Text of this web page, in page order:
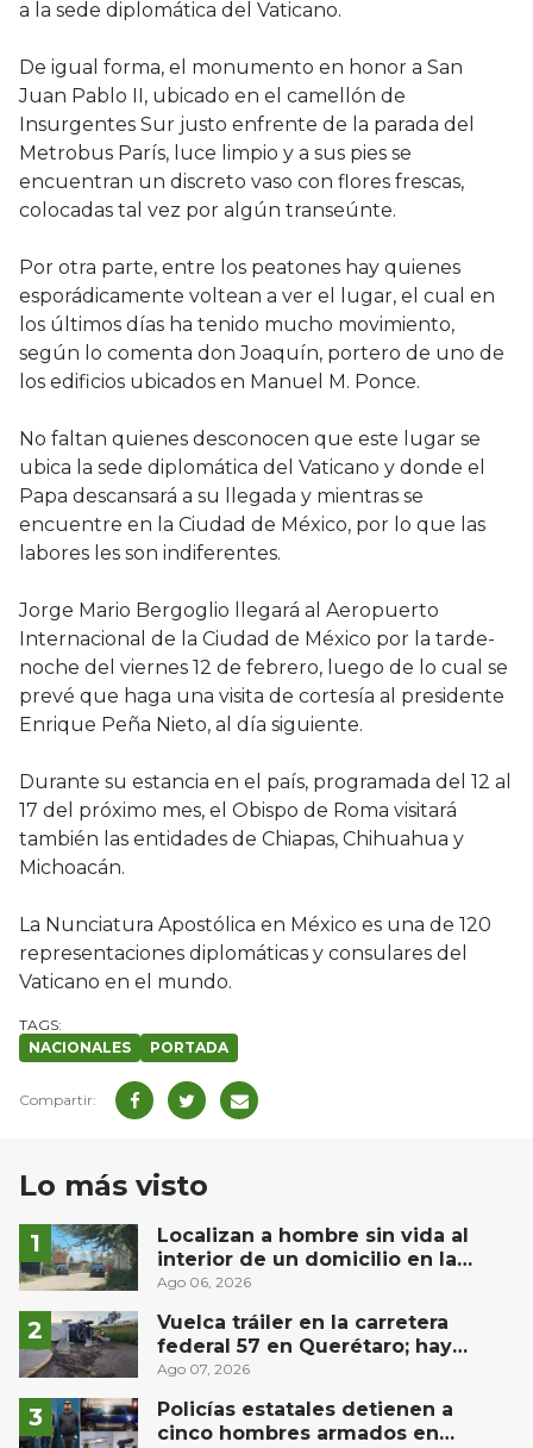
a la sede diplomática del Vaticano.
De igual forma, el monumento en honor a San
Juan Pablo II, ubicado en el camellón de
Insurgentes Sur justo enfrente de la parada del
Metrobus París, luce limpio y a sus pies se
encuentran un discreto vaso con flores frescas,
colocadas tal vez por algún transeúnte.
Por otra parte, entre los peatones hay quienes
esporádicamente voltean a ver el lugar, el cual en
los últimos días ha tenido mucho movimiento,
según lo comenta don Joaquín, portero de uno de
los edificios ubicados en Manuel M. Ponce.
No faltan quienes desconocen que este lugar se
ubica la sede diplomática del Vaticano y donde el
Papa descansará a su llegada y mientras se
encuentre en la Ciudad de México, por lo que las
labores les son indiferentes.
Jorge Mario Bergoglio llegará al Aeropuerto
Internacional de la Ciudad de México por la tarde-
noche del viernes 12 de febrero, luego de lo cual se
prevé que haga una visita de cortesía al presidente
Enrique Peña Nieto, al día siguiente.
Durante su estancia en el país, programada del 12 al
17 del próximo mes, el Obispo de Roma visitará
también las entidades de Chiapas, Chihuahua y
Michoacán.
La Nunciatura Apostólica en México es una de 120
representaciones diplomáticas y consulares del
Vaticano en el mundo.
NACIONALES PORTADA
Lo más visto
Localizan a hombre sin vida al
interior de un domicilio en la
comunidad El Rodeo, San Juan del
Ago 06, 2026
Vuelca tráiler en la carretera
federal 57 en Querétaro; hay
derrame de combustible
Ago 07, 2026
Policías estatales detienen a
cinco hombres armados en